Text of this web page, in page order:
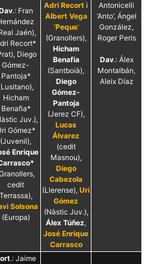
.: Fran
Jaén),
Recort*
Diego
Gómez-
Pantoja*
Hicham
Benafia*
Juv.),
Gómez*
(Juvenil),
Enrique
cedit
Terrassa),
Solsona
(Europa)
Adri Recort i
Albert Vega
‘Peque‘
(Granollers),
Hicham
Benafia
(Santboià),
Diego
Gómez-
Pantoja
(Jerez CF),
Lucas
Álvarez
(cedit
Masnou),
Diego
Cabezola
(Llerense), Uri
Gómez
(Nàstic Juv.),
Álex Túñez,
José Enrique
Carrasco
Antonicelli
‘Anto’, Ángel
González,
Roger Peris
Dav.: Álex
Montalbán,
Aleix Díaz
.: Jaime